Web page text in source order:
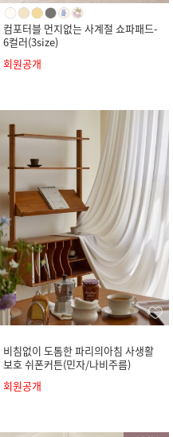
컴포터블 먼지없는 사계절 쇼파패드-
6컬러(3size)
회원공개
비침없이 도톰한 파리의아침 사생활
보호 쉬폰커튼(민자/나비주름)
회원공개